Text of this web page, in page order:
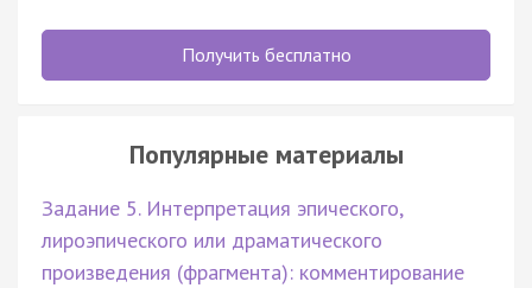
Получить бесплатно
Популярные материалы
Задание 5. Интерпретация эпического,
лироэпического или драматического
произведения (фрагмента): комментирование